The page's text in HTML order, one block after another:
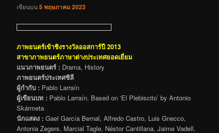
เขียนบน5 พฤษภาคม 2023
ภาพยนตร์เข้าชิงรางวัลออสการ์ปี 2013
สาขาภาพยนตร์ภาษาต่างประเทศยอดเยี่ยม
แนวภาพยนตร์ : Drama, History
ภาพยนตร์ประเทศชิลี
ผู้กำกับ : Pablo Larraín
ผู้เขียนบท : Pablo Larraín, Based on ‘El Plebiscito’ by Antonio
Skármeta
นักแสดง : Gael García Bernal, Alfredo Castro, Luis Gnecco,
Antonia Zegers, Marcial Tagle, Néstor Cantillana, Jaime Vadell,